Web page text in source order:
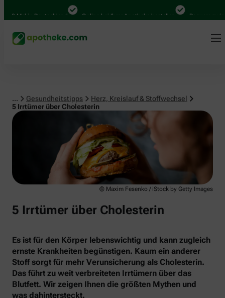
Mal in Deutschland Online bei Ihrer Apotheke bestellen Bequem
... Gesundheitstipps
Herz, Kreislauf & Stoffwechsel
5 Irrtümer über Cholesterin
Herz, Kreislauf & Stoffwechsel
© Maxim Fesenko / iStock by Getty Images
5 Irrtümer über Cholesterin
Es ist für den Körper lebenswichtig und kann zugleich
ernste Krankheiten begünstigen. Kaum ein anderer
Stoff sorgt für mehr Verunsicherung als Cholesterin.
Das führt zu weit verbreiteten Irrtümern über das
Blutfett. Wir zeigen Ihnen die größten Mythen und
was dahintersteckt.